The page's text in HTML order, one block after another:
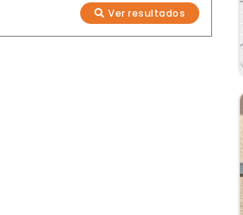
Ver resultados